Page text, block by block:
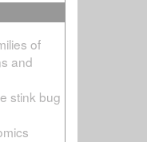
of
and
stink bug